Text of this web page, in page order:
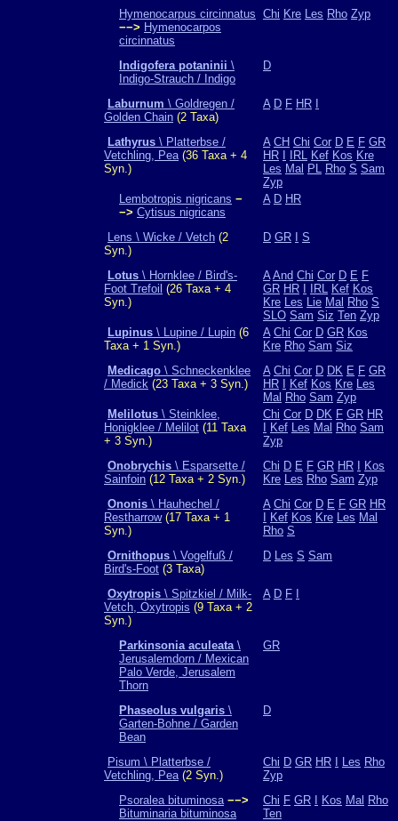
Hymenocarpus circinnatus
−−> Hymenocarpos
circinnatus
Chi Kre Les Rho Zyp
Indigofera potaninii \
Indigo-Strauch / Indigo
D
Laburnum \ Goldregen /
Golden Chain (2 Taxa)
A D F HR
Lathyrus \ Platterbse /
Vetchling, Pea(36 Taxa + 4
Syn.)
A CH Chi Cor D E F GR
HR
IRL Kef Kos Kre
Les Mal PL Rho S Sam
Zyp
Lembotropis nigricans −
−> Cytisus nigricans
A D HR
Lens \ Wicke / Vetch (2
Syn.)
D GR S
Lotus \ Hornklee / Bird's-
Foot Trefoil (26 Taxa + 4
Syn.)
A And Chi Cor D E F
GR HR IRL Kef Kos
Kre Les Lie Mal Rho S
SLO Sam Siz Ten Zyp
Lupinus \ Lupine / Lupin (6
Taxa + 1 Syn.)
A Chi Cor D GR Kos
Kre Rho Sam Siz
Medicago \ Schneckenklee
/ Medick (23 Taxa + 3 Syn.)
A Chi Cor D DK E F GR
HR
Kef Kos Kre Les
Mal Rho Sam Zyp
Melilotus \ Steinklee,
Honigklee / Melilot (11 Taxa
+ 3 Syn.)
Chi Cor D DK F GR HR
Kef Les Mal Rho Sam
Zyp
Onobrychis \ Esparsette /
Sainfoin (12 Taxa + 2 Syn.)
Chi D E F GR HR
Kos
Kre Les Rho Sam Zyp
Ononis \ Hauhechel /
Restharrow(17 Taxa + 1
Syn.)
A Chi Cor D E F GR HR
Kef Kos Kre Les Mal
Rho S
Ornithopus \ Vogelfuß /
Bird's-Foot (3 Taxa)
D Les S Sam
Oxytropis \ Spitzkiel / Milk-
Vetch, Oxytropis (9 Taxa + 2
Syn.)
A D F
Parkinsonia aculeata\
Jerusalemdorn / Mexican
Palo Verde, Jerusalem
Thorn
GR
Phaseolus vulgaris \
Garten-Bohne / Garden
Bean
D
Pisum \ Platterbse /
Vetchling, Pea(2 Syn.)
Chi D GR HR Les Rho
Zyp
Psoralea bituminosa −−>
Bituminaria bituminosa
Chi F GR Kos Mal Rho
Ten